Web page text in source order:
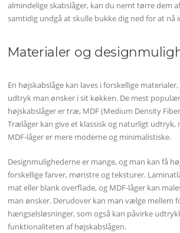
almindelige skabslåger, kan du nemt tørre dem
samtidig undgå at skulle bukke dig ned for at nå
Materialer og
En højskabslåge kan laves i forskellige
udtryk man ønsker i sit køkken. De mest
højskabslåger er træ, MDF (Medium Density
Trælåger kan give et klassisk og naturligt udtryk,
MDF-låger er mere moderne og minimalistiske.
Designmulighederne er mange, og man kan få
forskellige farver, mønstre og teksturer.
mat eller blank overflade, og MDF-låger kan
man ønsker. Derudover kan man vælge mellem
hængselsløsninger, som også kan påvirke
funktionaliteten af højskabslågen.